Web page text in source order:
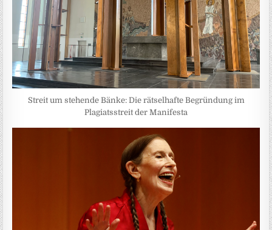
Streit um stehende Bänke: Die rätselhafte Begründung im
Plagiatsstreit der Manifesta